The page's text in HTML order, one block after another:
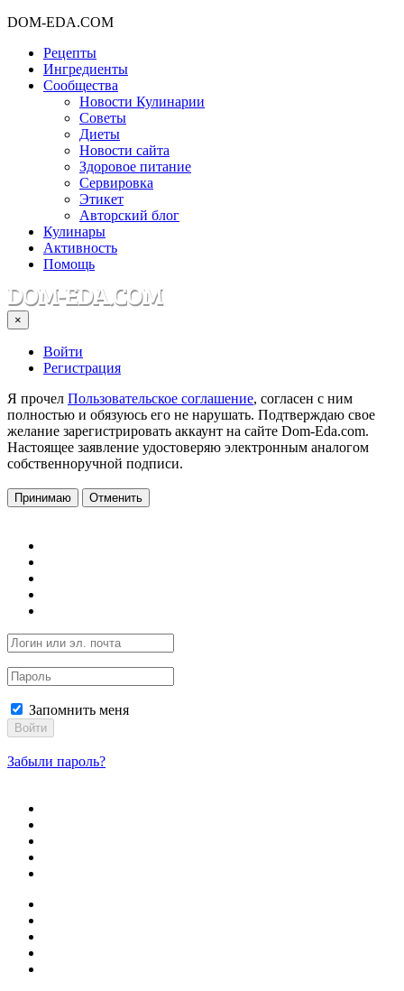
DOM-EDA.COM
Рецепты
Ингредиенты
Сообщества
Новости Кулинарии
Советы
Диеты
Новости сайта
Здоровое питание
Сервировка
Этикет
Авторский блог
Кулинары
Активность
Помощь
×
Войти
Регистрация
Я прочел Пользовательское соглашение, согласен с ним
полностью и обязуюсь его не нарушать. Подтверждаю свое
желание зарегистрировать аккаунт на сайте Dom-Eda.com.
Настоящее заявление удостоверяю электронным аналогом
собственноручной подписи.
Принимаю Отменить
Запомнить меня
Войти
Забыли пароль?